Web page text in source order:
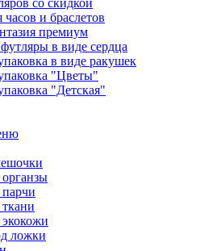
со скидкой
и браслетов
премиум
в виде сердца
в виде ракушек
"Цветы"
"Детская"
ложки